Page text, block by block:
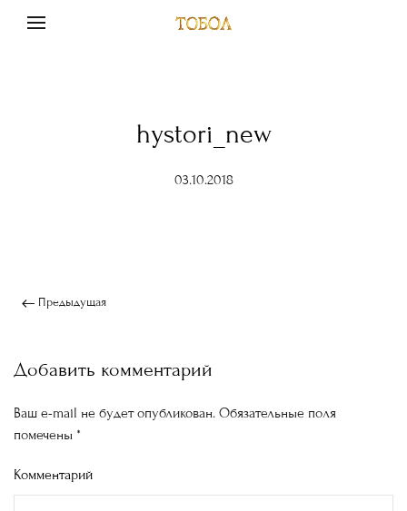
hystori_new
03.10.2018
Предыдущая
Добавить комментарий
Ваш e-mail не будет опубликован. Обязательные поля
помечены *
Комментарий